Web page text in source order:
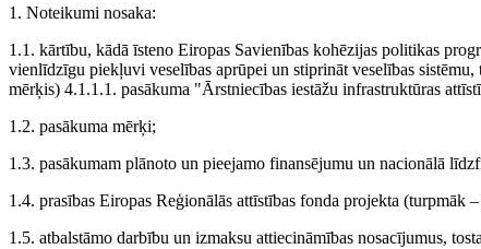
1. Noteikumi nosaka:
1.1. kārtību, kādā īsteno Eiropas Savienības kohēzijas politikas
vienlīdzīgu piekļuvi veselības aprūpei un stiprināt veselības
mērķis) 4.1.1.1. pasākuma "Ārstniecības iestāžu infrastruktūras
1.2. pasākuma mērķi;
1.3. pasākumam plānoto un pieejamo finansējumu un nacionālā
1.4. prasības Eiropas Reģionālās attīstības fonda projekta (turpmāk
1.5. atbalstāmo darbību un izmaksu attiecināmības nosacījumus,